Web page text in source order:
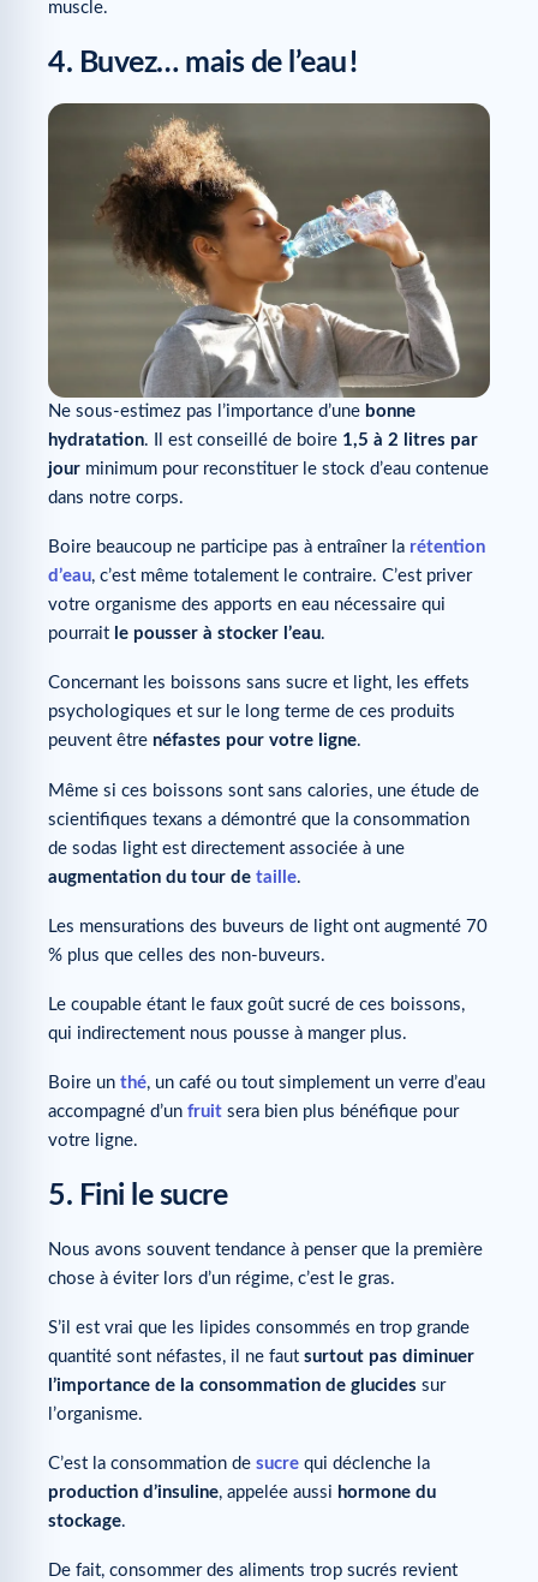
muscle.
4. Buvez… mais de l’eau !
Ne sous-estimez pas l’importance d’une bonne
hydratation. Il est conseillé de boire 1,5 à 2 litres par
jour minimum pour reconstituer le stock d’eau contenue
dans notre corps.
Boire beaucoup ne participe pas à entraîner la rétention
d’eau, c’est même totalement le contraire. C’est priver
votre organisme des apports en eau nécessaire qui
pourrait le pousser à stocker l’eau.
Concernant les boissons sans sucre et light, les effets
psychologiques et sur le long terme de ces produits
peuvent être néfastes pour votre ligne.
Même si ces boissons sont sans calories, une étude de
scientifiques texans a démontré que la consommation
de sodas light est directement associée à une
augmentation du tour de taille.
Les mensurations des buveurs de light ont augmenté 70
% plus que celles des non-buveurs.
Le coupable étant le faux goût sucré de ces boissons,
qui indirectement nous pousse à manger plus.
Boire un thé, un café ou tout simplement un verre d’eau
accompagné d’un fruit sera bien plus bénéfique pour
votre ligne.
5. Fini le sucre
Nous avons souvent tendance à penser que la première
chose à éviter lors d’un régime, c’est le gras.
S’il est vrai que les lipides consommés en trop grande
quantité sont néfastes, il ne faut surtout pas diminuer
l’importance de la consommation de glucides sur
l’organisme.
C’est la consommation de sucre qui déclenche la
production d’insuline, appelée aussi hormone du
stockage.
De fait, consommer des aliments trop sucrés revient